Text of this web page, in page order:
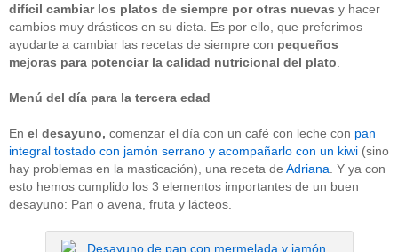
difícil cambiar los platos de siempre por otras nuevas y hacer
cambios muy drásticos en su dieta. Es por ello, que preferimos
ayudarte a cambiar las recetas de siempre con pequeños
mejoras para potenciar la calidad nutricional del plato
Menú del día para la tercera edad
En el desayuno, comenzar el día con un café con leche con pan
integral tostado con jamón serrano y acompañarlo con un kiwi (sino
hay problemas en la masticación), una receta de Adriana . Y ya con
esto hemos cumplido los 3 elementos importantes de un buen
desayuno: Pan o avena, fruta y lácteos.